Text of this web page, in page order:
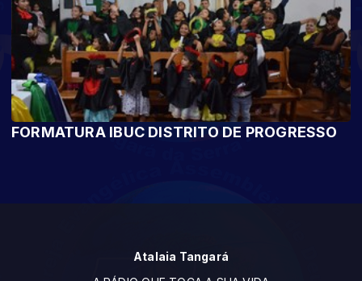
FORMATURA IBUC DISTRITO DE PROGRESSO
Atalaia Tangará